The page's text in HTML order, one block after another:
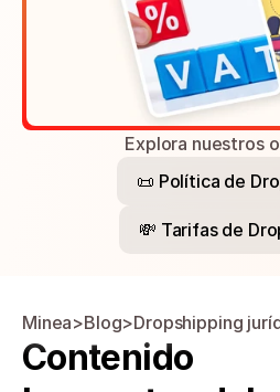
Explora nuestros
📜 Política de
💸 Tarifas de
Minea>Blog>Dropshipping
Contenido